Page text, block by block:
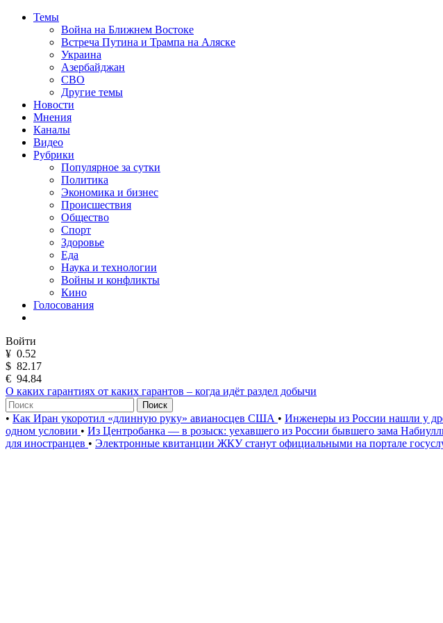
Темы
Война на Ближнем Востоке
Встреча Путина и Трампа на Аляске
Украина
Азербайджан
СВО
Другие темы
Новости
Мнения
Каналы
Видео
Рубрики
Популярное за сутки
Политика
Экономика и бизнес
Происшествия
Общество
Спорт
Здоровье
Еда
Наука и технологии
Войны и конфликты
Кино
Голосования
Войти
¥ 0.52
$ 82.17
€ 94.84
О каких гарантиях от каких гарантов – когда идёт раздел добычи
Поиск
• Как Иран укоротил «длинную руку» авианосцев США • Инженеры из России нашли у
одном условии • Из Центробанка — в розыск: уехавшего из России бывшего зама
для иностранцев • Электронные квитанции ЖКУ станут официальными на портале